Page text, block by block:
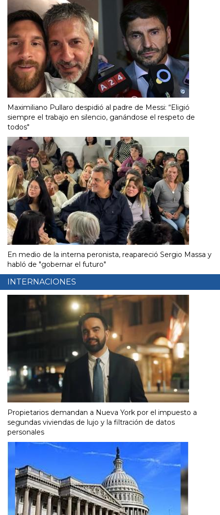
Maximiliano Pullaro despidió al padre de Messi: “Eligió
siempre el trabajo en silencio, ganándose el respeto de
todos"
En medio de la interna peronista, reapareció Sergio Massa y
habló de "gobernar el futuro"
INTERNACIONES
Propietarios demandan a Nueva York por el impuesto a
segundas viviendas de lujo y la filtración de datos
personales